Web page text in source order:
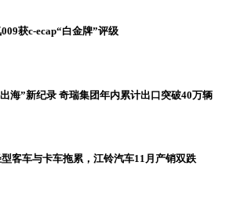
获c-ecap“白金牌”评级
海”新纪录 奇瑞集团年内累计出口突破40万辆
客车与卡车拖累，江铃汽车11月产销双跌